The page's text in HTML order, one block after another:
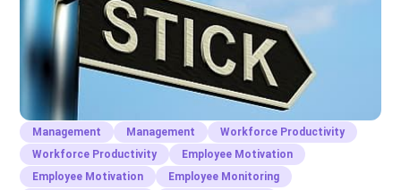
Management Management
Workforce Productivity
Workforce Productivity
Employee Motivation
Employee Motivation
Employee Monitoring